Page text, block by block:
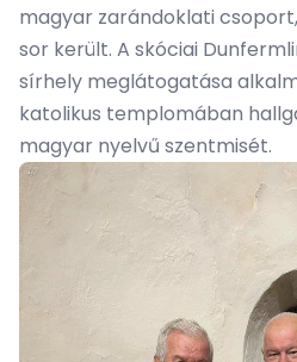
magyar zarándoklati
sor került. A skóciai
sírhely meglátogatása
katolikus templomában
magyar nyelvű szentmisét.